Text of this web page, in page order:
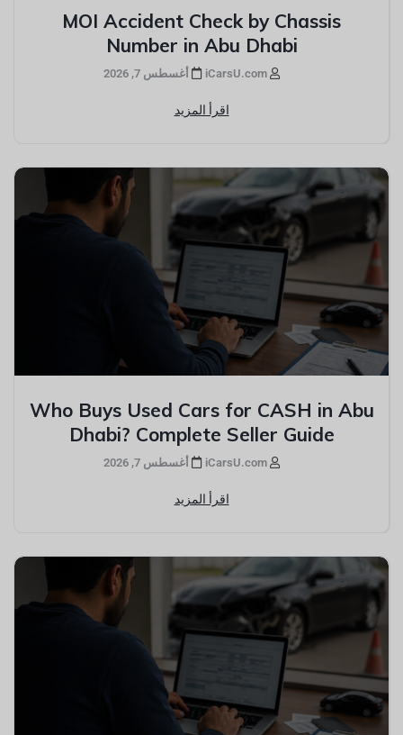
MOI Accident Check by Chassis
Number in Abu Dhabi
أغسطس 7, 2026
اقرأ المزيد
Who Buys Used Cars for CASH in Abu
Dhabi? Complete Seller Guide
أغسطس 7, 2026
اقرأ المزيد